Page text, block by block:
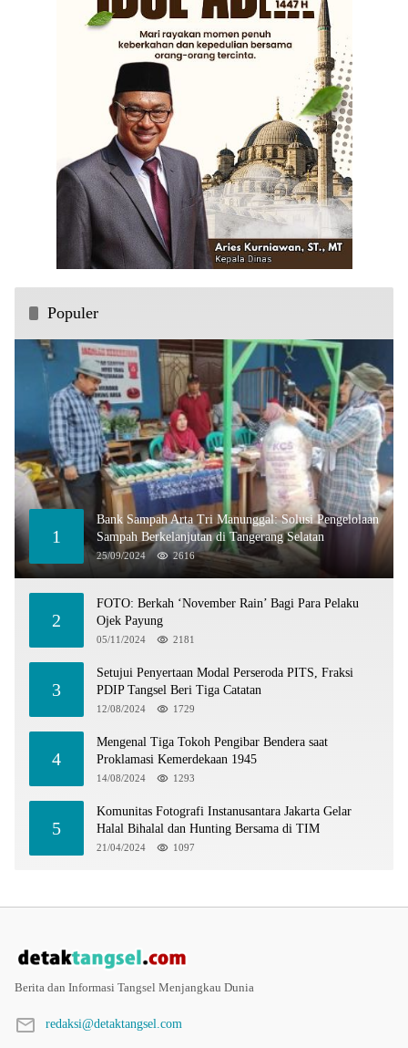
Populer
1
Bank Sampah Arta Tri Manunggal: Solusi Pengelolaan
Sampah Berkelanjutan di Tangerang Selatan
25/09/2024 2616
2
FOTO: Berkah ‘November Rain’ Bagi Para Pelaku
Ojek Payung
05/11/2024 2181
3
Setujui Penyertaan Modal Perseroda PITS, Fraksi
PDIP Tangsel Beri Tiga Catatan
12/08/2024 1729
4
Mengenal Tiga Tokoh Pengibar Bendera saat
Proklamasi Kemerdekaan 1945
14/08/2024 1293
5
Komunitas Fotografi Instanusantara Jakarta Gelar
Halal Bihalal dan Hunting Bersama di TIM
21/04/2024 1097
Berita dan Informasi Tangsel Menjangkau Dunia
redaksi@detaktangsel.com